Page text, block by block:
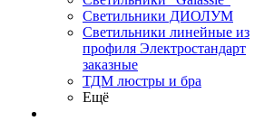
Светильники ДИОЛУМ
Светильники линейные из
профиля Электростандарт
заказные
ТДМ люстры и бра
Ещё